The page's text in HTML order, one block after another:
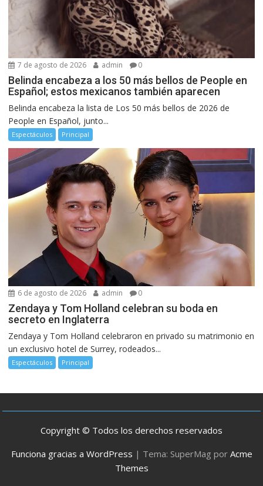
7 de agosto de 2026 admin 0
Belinda encabeza a los 50 más bellos de People en
Español; estos mexicanos también aparecen
Belinda encabeza la lista de Los 50 más bellos de 2026 de
People en Español, junto...
Espectáculos Principal
6 de agosto de 2026 admin 0
Zendaya y Tom Holland celebran su boda en
secreto en Inglaterra
Zendaya y Tom Holland celebraron en privado su matrimonio en
un exclusivo hotel de Surrey, rodeados...
Espectáculos Principal
Copyright © Todos los derechos reservados
Funciona gracias a WordPress | Tema: SuperMag por Acme
Themes